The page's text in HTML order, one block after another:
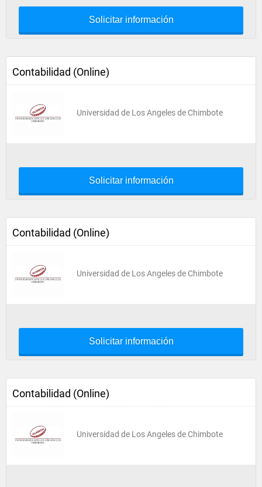
Solicitar información
Contabilidad (Online)
Universidad de Los Angeles de Chimbote
Solicitar información
Contabilidad (Online)
Universidad de Los Angeles de Chimbote
Solicitar información
Contabilidad (Online)
Universidad de Los Angeles de Chimbote